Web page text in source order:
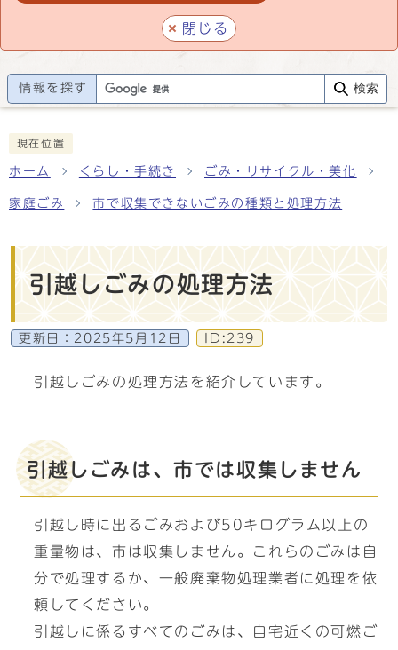
閉じる
情報を探す 検索
現在位置
ホーム くらし・手続き ごみ・リサイクル・美化
家庭ごみ 市で収集できないごみの種類と処理方法
引越しごみの処理方法
更新日： 2025年5月12日 ID:239
引越しごみの処理方法を紹介しています。
引越しごみは、市では収集しません
引越し時に出るごみおよび50キログラム以上の
重量物は、市は収集しません。これらのごみは自
分で処理するか、一般廃棄物処理業者に処理を依
頼してください。
引越しに係るすべてのごみは、自宅近くの可燃ご